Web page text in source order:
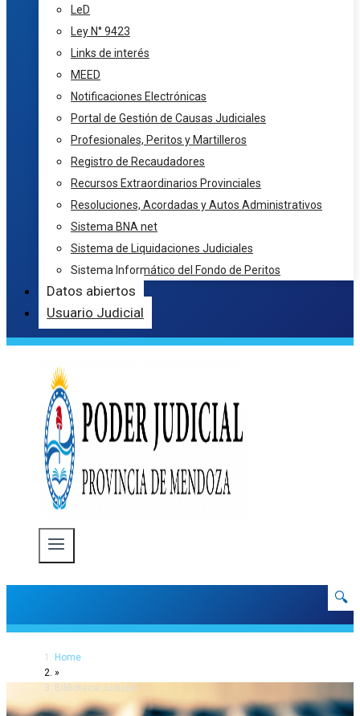
LeD
Ley N° 9423
Links de interés
MEED
Notificaciones Electrónicas
Portal de Gestión de Causas Judiciales
Profesionales, Peritos y Martilleros
Registro de Recaudadores
Recursos Extraordinarios Provinciales
Resoluciones, Acordadas y Autos Administrativos
Sistema BNA net
Sistema de Liquidaciones Judiciales
Sistema Informático del Fondo de Peritos
Datos abiertos
Usuario Judicial
🔍
Home
»
Biblioteca Judicial